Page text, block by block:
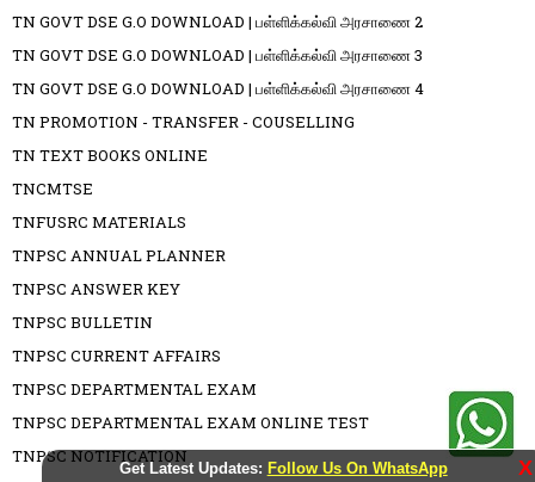
Get Latest Updates: Follow Us On WhatsApp X
TN GOVT DSE G.O DOWNLOAD | பள்ளிக்கல்வி அரசாணை 2
TN GOVT DSE G.O DOWNLOAD | பள்ளிக்கல்வி அரசாணை 3
TN GOVT DSE G.O DOWNLOAD | பள்ளிக்கல்வி அரசாணை 4
TN PROMOTION - TRANSFER - COUSELLING
TN TEXT BOOKS ONLINE
TNCMTSE
TNFUSRC MATERIALS
TNPSC ANNUAL PLANNER
TNPSC ANSWER KEY
TNPSC BULLETIN
TNPSC CURRENT AFFAIRS
TNPSC DEPARTMENTAL EXAM
TNPSC DEPARTMENTAL EXAM ONLINE TEST
TNPSC NOTIFICATION